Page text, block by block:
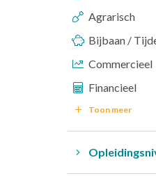
Agrarisch
Bijbaan /
Commercieel
Financieel
Toon meer